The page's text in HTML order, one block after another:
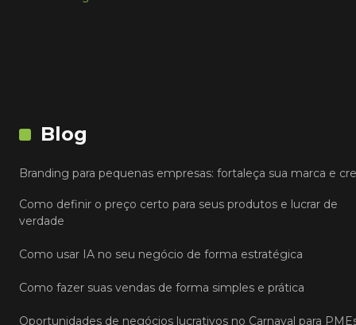
Blog
Branding para pequenas empresas: fortaleça sua marca e
Como definir o preço certo para seus produtos e lucrar de
verdade
Como usar IA no seu negócio de forma estratégica
Como fazer suas vendas de forma simples e prática
Oportunidades de negócios lucrativos no Carnaval para